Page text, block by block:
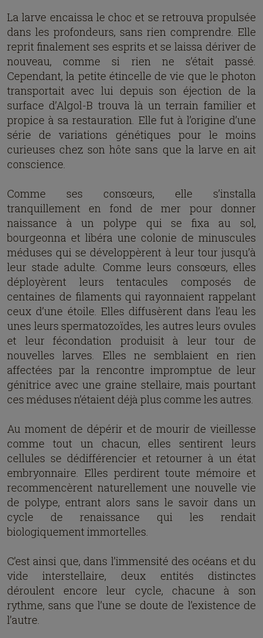
La larve encaissa le choc et se retrouva propulsée
dans les profondeurs, sans rien comprendre. Elle
reprit finalement ses esprits et se laissa dériver de
nouveau, comme si rien ne s’était passé.
Cependant, la petite étincelle de vie que le photon
transportait avec lui depuis son éjection de la
surface d’Algol-B trouva là un terrain familier et
propice à sa restauration. Elle fut à l’origine d’une
série de variations génétiques pour le moins
curieuses chez son hôte sans que la larve en ait
conscience.
Comme ses consœurs, elle s’installa
tranquillement en fond de mer pour donner
naissance à un polype qui se fixa au sol,
bourgeonna et libéra une colonie de minuscules
méduses qui se développèrent à leur tour jusqu’à
leur stade adulte. Comme leurs consœurs, elles
déployèrent leurs tentacules composés de
centaines de filaments qui rayonnaient rappelant
ceux d’une étoile. Elles diffusèrent dans l’eau les
unes leurs spermatozoïdes, les autres leurs ovules
et leur fécondation produisit à leur tour de
nouvelles larves. Elles ne semblaient en rien
affectées par la rencontre impromptue de leur
génitrice avec une graine stellaire, mais pourtant
ces méduses n’étaient déjà plus comme les autres.
Au moment de dépérir et de mourir de vieillesse
comme tout un chacun, elles sentirent leurs
cellules se dédifférencier et retourner à un état
embryonnaire. Elles perdirent toute mémoire et
recommencèrent naturellement une nouvelle vie
de polype, entrant alors sans le savoir dans un
cycle de renaissance qui les rendait
biologiquement immortelles.
C’est ainsi que, dans l’immensité des océans et du
vide interstellaire, deux entités distinctes
déroulent encore leur cycle, chacune à son
rythme, sans que l’une se doute de l’existence de
l’autre.